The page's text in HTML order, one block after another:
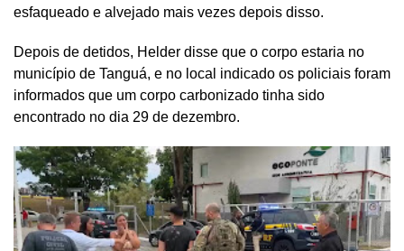
esfaqueado e alvejado mais vezes depois disso.
Depois de detidos, Helder disse que o corpo estaria no
município de Tanguá, e no local indicado os policiais foram
informados que um corpo carbonizado tinha sido
encontrado no dia 29 de dezembro.